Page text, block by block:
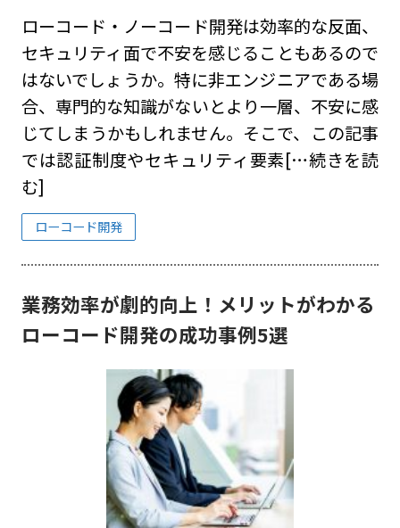
ローコード・ノーコード開発は効率的な反面、
セキュリティ面で不安を感じることもあるので
はないでしょうか。特に非エンジニアである場
合、専門的な知識がないとより一層、不安に感
じてしまうかもしれません。そこで、この記事
では認証制度やセキュリティ要素[…続きを読
む]
ローコード開発
業務効率が劇的向上！メリットがわかる
ローコード開発の成功事例5選